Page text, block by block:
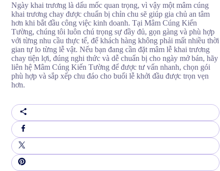
Ngày khai trương là dấu mốc quan trọng, vì vậy một mâm cúng
khai trương chay được chuẩn bị chỉn chu sẽ giúp gia chủ an tâm
hơn khi bắt đầu công việc kinh doanh. Tại Mâm Cúng Kiến
Tường, chúng tôi luôn chú trọng sự đầy đủ, gọn gàng và phù hợp
với từng nhu cầu thực tế, để khách hàng không phải mất nhiều thời
gian tự lo từng lễ vật. Nếu bạn đang cần đặt mâm lễ khai trương
chay tiện lợi, đúng nghi thức và dễ chuẩn bị cho ngày mở bán, hãy
liên hệ Mâm Cúng Kiến Tường để được tư vấn nhanh, chọn gói
phù hợp và sắp xếp chu đáo cho buổi lễ khởi đầu được trọn vẹn
hơn.